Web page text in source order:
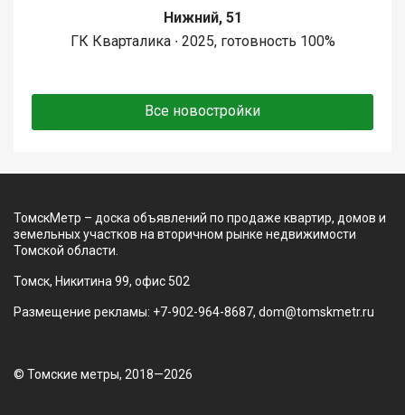
Нижний, 51
ГК Кварталика ∙ 2025, готовность 100%
Все новостройки
ТомскМетр – доска объявлений по продаже квартир, домов и
земельных участков на вторичном рынке недвижимости
Томской области.
Томск, Никитина 99, офис 502
Размещение рекламы: +7-902-964-8687, dom@tomskmetr.ru
© Томские метры, 2018—2026